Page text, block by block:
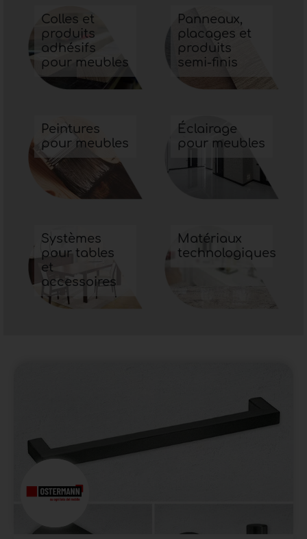
Colles et
produits
adhésifs
pour meubles
Panneaux,
placages et
produits
semi-finis
Peintures
pour meubles
Éclairage
pour meubles
Systèmes
pour tables
et
accessoires
Matériaux
technologiques